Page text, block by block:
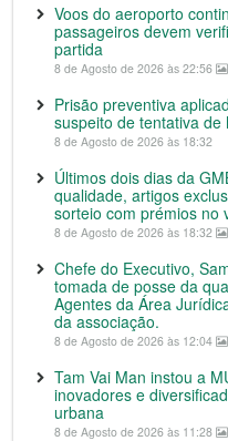
Voos do aeroporto
passageiros devem
partida
8 de Agosto de 2026 às 22:56
Prisão preventiva
suspeito de tentativa de
8 de Agosto de 2026 às 18:32
Últimos dois dias da
qualidade, artigos
sorteio com prémios no
8 de Agosto de 2026 às 18:32
Chefe do Executivo,
tomada de posse da
Agentes da Área
da associação.
8 de Agosto de 2026 às 12:04
Tam Vai Man instou a
inovadores e
urbana
8 de Agosto de 2026 às 11:28